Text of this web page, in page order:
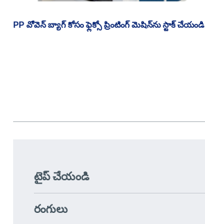
PP వోవెన్ బ్యాగ్ కోసం ఫ్లెక్సో ప్రింటింగ్ మెషిన్‌ను స్టాక్ చేయండి
టైప్ చేయండి
రంగులు